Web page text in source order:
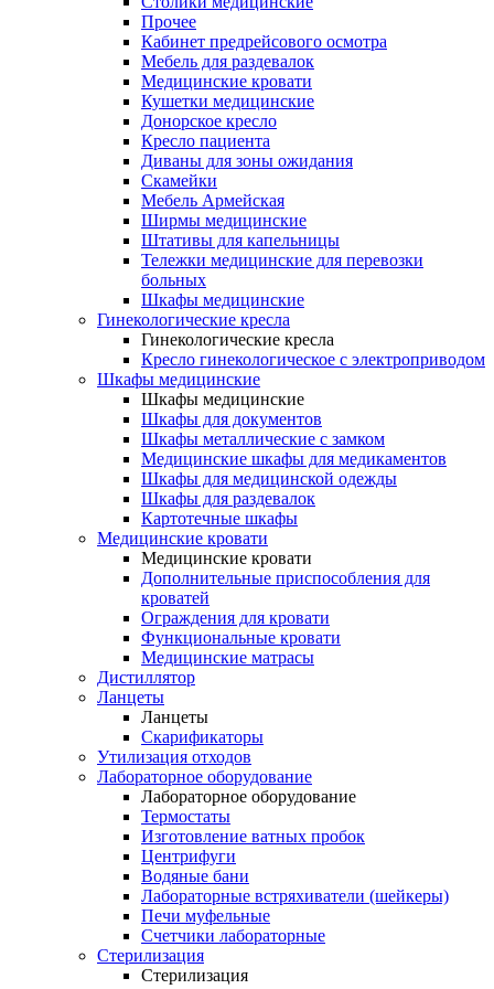
Прочее
Кабинет предрейсового осмотра
Мебель для раздевалок
Медицинские кровати
Кушетки медицинские
Донорское кресло
Кресло пациента
Диваны для зоны ожидания
Скамейки
Мебель Армейская
Ширмы медицинские
Штативы для капельницы
Тележки медицинские для перевозки
больных
Шкафы медицинские
Гинекологические кресла
Гинекологические кресла
Кресло гинекологическое с электроприводом
Шкафы медицинские
Шкафы медицинские
Шкафы для документов
Шкафы металлические с замком
Медицинские шкафы для медикаментов
Шкафы для медицинской одежды
Шкафы для раздевалок
Картотечные шкафы
Медицинские кровати
Медицинские кровати
Дополнительные приспособления для
кроватей
Ограждения для кровати
Функциональные кровати
Медицинские матрасы
Дистиллятор
Ланцеты
Ланцеты
Скарификаторы
Утилизация отходов
Лабораторное оборудование
Лабораторное оборудование
Термостаты
Изготовление ватных пробок
Центрифуги
Водяные бани
Лабораторные встряхиватели (шейкеры)
Печи муфельные
Счетчики лабораторные
Стерилизация
Стерилизация